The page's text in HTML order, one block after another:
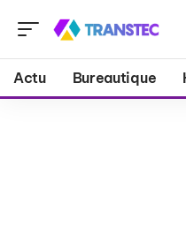
Actu Bureautique